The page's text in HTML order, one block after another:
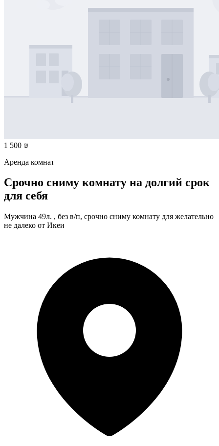
1 500 ₪
Аренда комнат
Срочно сниму комнату на долгий срок
для себя
Мужчина 49л. , без в/п, срочно сниму комнату для желательно
не далеко от Икеи